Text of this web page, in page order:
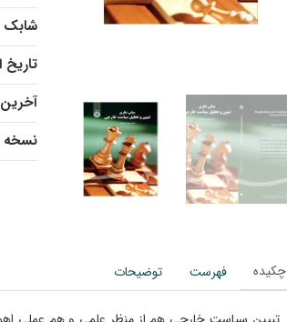
نسخه
چکیده فهرست توضیحات